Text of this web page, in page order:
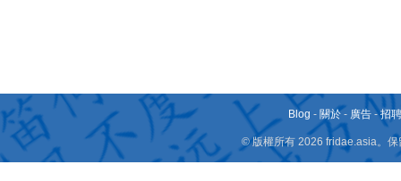
Blog - 關於 - 廣告 -招
© 版權所有 2026 fridae.asia。